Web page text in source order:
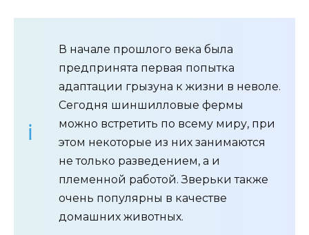
В начале прошлого века была
предпринята первая попытка
адаптации грызуна к жизни в неволе.
Сегодня шиншилловые фермы
можно встретить по всему миру, при
этом некоторые из них занимаются
не только разведением, а и
племенной работой. Зверьки также
очень популярны в качестве
домашних животных.